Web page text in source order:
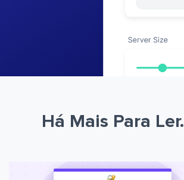
Há Mais Para Ler.